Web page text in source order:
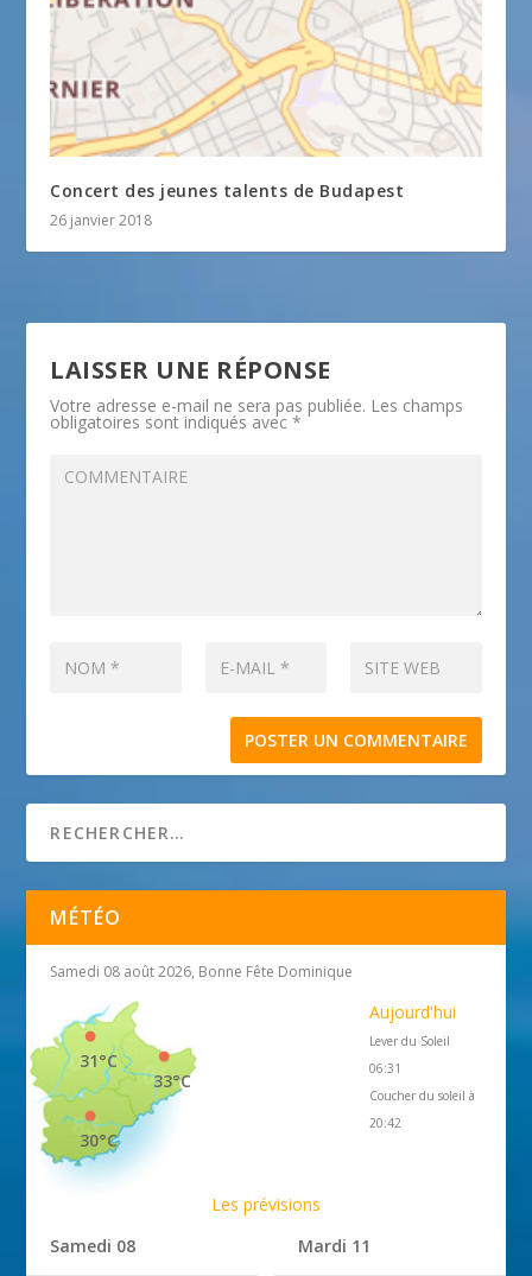
Concert des jeunes talents de Budapest
26 janvier 2018
LAISSER UNE RÉPONSE
Votre adresse e-mail ne sera pas publiée. Les champs
obligatoires sont indiqués avec*
MÉTÉO
Samedi 08 août 2026, Bonne Fête Dominique
33°C
31°C
30°C
Aujourd'hui
Lever du Soleil
06:31
Coucher du soleil à
20:42
Les prévisions
Samedi 08
Mardi 11